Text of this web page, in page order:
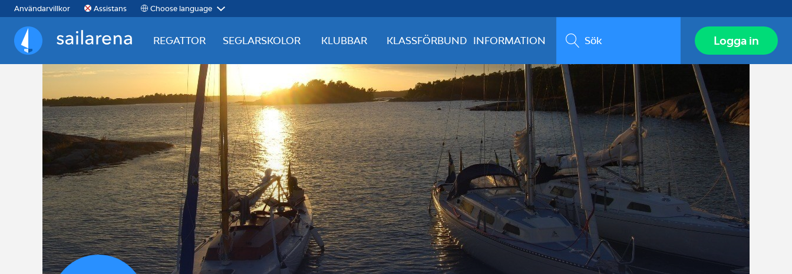
Användarvillkor Assistans Choose language
Sailarena
REGATTOR SEGLARSKOLOR KLUBBAR KLASSFÖRBUND INFORMATION Sök Logga in